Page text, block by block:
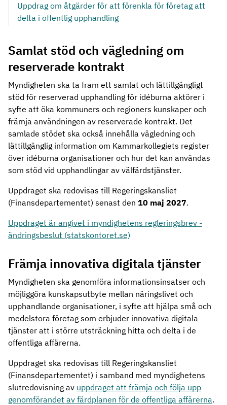
Uppdrag om åtgärder för att förenkla för företag att
delta i offentlig upphandling
Samlat stöd och vägledning om
reserverade kontrakt
Myndigheten ska ta fram ett samlat och lättillgängligt
stöd för reserverad upphandling för idéburna aktörer i
syfte att öka kommuners och regioners kunskaper och
främja användningen av reserverade kontrakt. Det
samlade stödet ska också innehålla vägledning och
lättillgänglig information om Kammarkollegiets register
över idéburna organisationer och hur det kan användas
som stöd vid upphandlingar av välfärdstjänster.
Uppdraget ska redovisas till Regeringskansliet
(Finansdepartementet) senast den 10 maj 2027.
Uppdraget är angivet i myndighetens regleringsbrev -
ändringsbeslut (statskontoret.se)
Främja innovativa digitala tjänster
Myndigheten ska genomföra informationsinsatser och
möjliggöra kunskapsutbyte mellan näringslivet och
upphandlande organisationer, i syfte att hjälpa små och
medelstora företag som erbjuder innovativa digitala
tjänster att i större utsträckning hitta och delta i de
offentliga affärerna.
Uppdraget ska redovisas till Regeringskansliet
(Finansdepartementet) i samband med myndighetens
slutredovisning av uppdraget att främja och följa upp
genomförandet av färdplanen för de offentliga affärerna.